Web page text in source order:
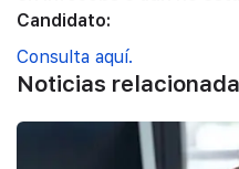
Candidato:
Consulta aquí.
Noticias